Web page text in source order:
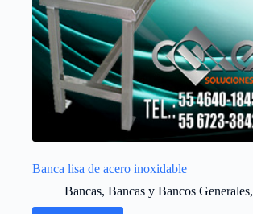
Banca lisa de acero inoxidable
Bancas, Bancas y Bancos Generales,